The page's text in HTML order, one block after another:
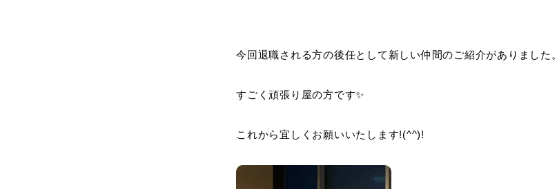
今回退職される方の後任として新しい仲間のご紹介がありました。
すごく頑張り屋の方です✨
これから宜しくお願いいたします!(^^)!